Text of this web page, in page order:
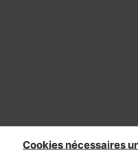
Cookies nécessaires